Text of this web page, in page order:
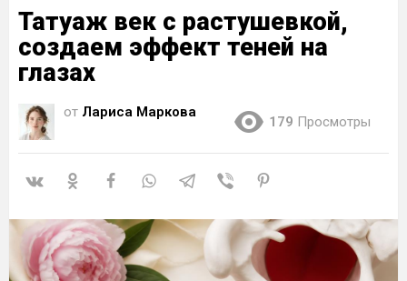
Татуаж век с растушевкой,
создаем эффект теней на
глазах
от Лариса Маркова
179 Просмотры